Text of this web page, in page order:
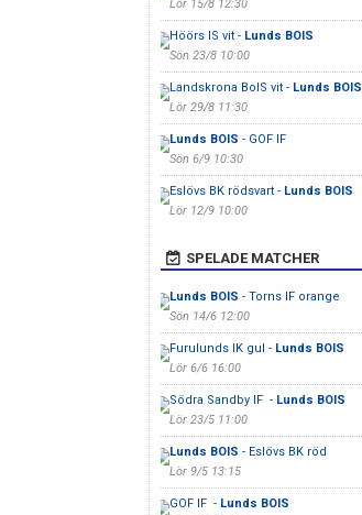
Lör 15/8 12:30
Höörs IS vit - Lunds BOIS
Sön 23/8 10:00
Landskrona BoIS vit - Lunds BOIS
Lör 29/8 11:30
Lunds BOIS - GOF IF
Sön 6/9 10:30
Eslövs BK rödsvart - Lunds BOIS
Lör 12/9 10:00
SPELADE MATCHER
Lunds BOIS - Torns IF orange
Sön 14/6 12:00
Furulunds IK gul - Lunds BOIS
Lör 6/6 16:00
Södra Sandby IF - Lunds BOIS
Lör 23/5 11:00
Lunds BOIS - Eslövs BK röd
Lör 9/5 13:15
GOF IF - Lunds BOIS